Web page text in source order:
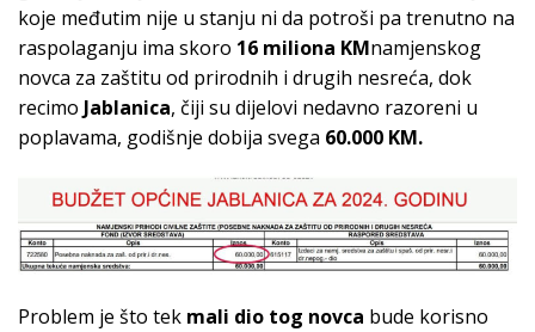
koje međutim nije u stanju ni da potroši pa trenutno na
raspolaganju ima skoro 16 miliona KMnamjenskog
novca za zaštitu od prirodnih i drugih nesreća, dok
recimo Jablanica, čiji su dijelovi nedavno razoreni u
poplavama, godišnje dobija svega 60.000 KM.
Problem je što tek mali dio tog novca bude korisno